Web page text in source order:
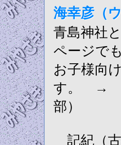
海幸彦（
青島神社
ページで
お子様向
す。 →
部）
記紀（